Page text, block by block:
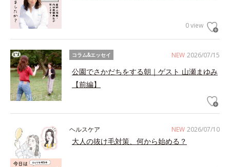
0 view
NEW 2026/07/15
コラム&エッセイ
公園でさかだちをする朝｜ゲスト 山瀬まゆみ
【前編】
NEW 2026/07/10
ヘルスケア
大人の抜け毛対策、何から始める？